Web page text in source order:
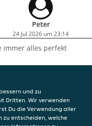
Peter
24 Jul 2026 um 23:14
immer alles perfekt
und zu
Dritten. Wir verwenden
Du die Verwendung aller
zu entscheiden, welche